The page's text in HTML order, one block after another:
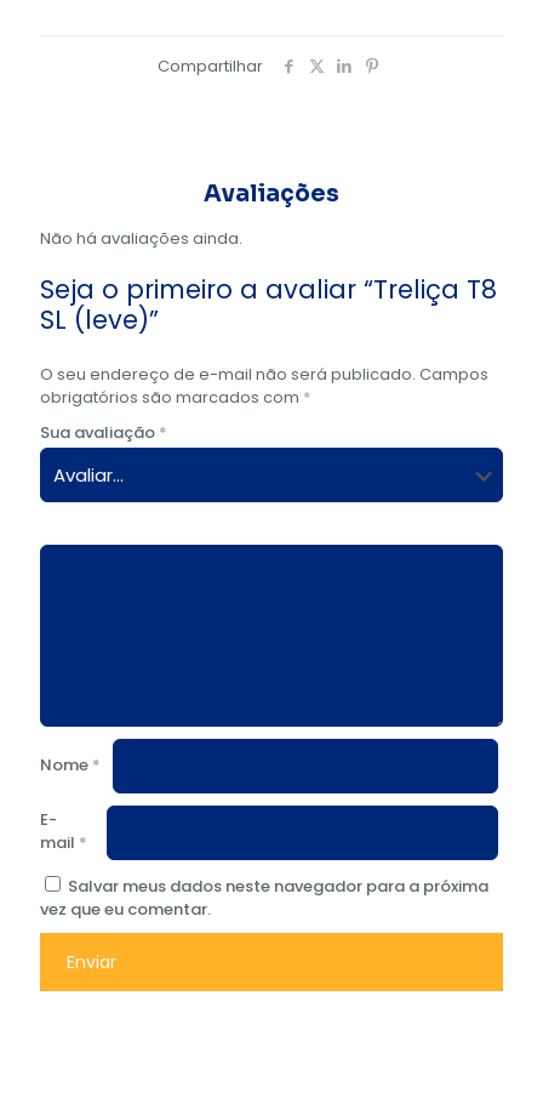
Compartilhar
Avaliações
Não há avaliações ainda.
Seja o primeiro a avaliar “Treliça T8
SL (leve)”
O seu endereço de e-mail não será publicado. Campos
obrigatórios são marcados com *
Sua avaliação *
Nome *
E-
mail *
Salvar meus dados neste navegador para a próxima
vez que eu comentar.